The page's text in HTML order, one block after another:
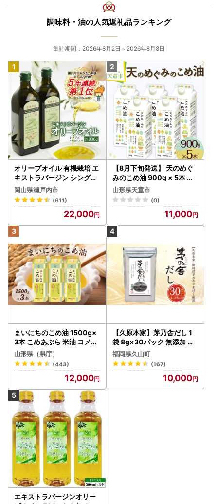
調味料・油の人気返礼品ランキング
集計期間：2026年8月2日～2026年8月8日
オリーブオイル 有機栽培 エ
キストラバージン シングル
2本 オリーブオイル
岡山県瀬戸内市
(611)
22,000
【8月下旬発送】 天のめぐ
みのこめ油 900g × 5本 米
油
山形県天童市
(0)
11,000
まいにちのこめ油 1500g×
3本 こめあぶら 米油 コメ油
揚げ物 炒め物 サラダ 山形
県 食用油 食用オイル 調理
油 油 食品 山形県 F2Y-173
山形県（県庁）
(443)
12,000
【久原本家】茅乃舎だし 1
袋 8g×30パック 無添加 粉
末だし 焼きあご
福岡県久山町
(167)
10,000
エキストラバージンオリー